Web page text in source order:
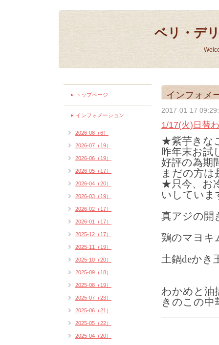
ベリ・デ
インフォメ
2017-01-17
1/17(火)日替
★紫芋きな
昨年末お試
好評の為期
まだの方は
★只今、お
いしていま
真アジの開
鶏のマヨキ
土鍋deかき
わかめと油
きのこの中
トップページ
インフォメーション
2026-08（6）
2026-07（19）
2026-06（19）
2026-05（17）
2026-04（20）
2026-03（19）
2026-02（17）
2026-01（17）
2025-12（17）
2025-11（19）
2025-10（20）
2025-09（18）
2025-08（19）
2025-07（23）
2025-06（21）
2025-05（22）
2025-04（20）